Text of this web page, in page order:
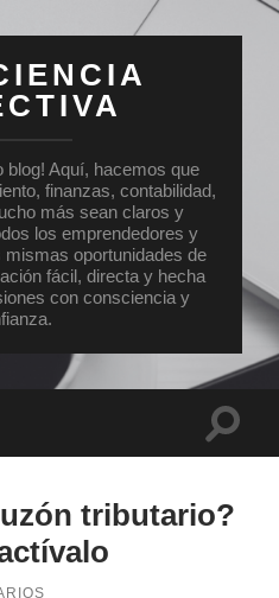
blog! Aquí, hacemos que
finanzas, contabilidad,
más sean claros y
los emprendedores y
oportunidades de
fácil, directa y hecha
con consciencia y
tributario?